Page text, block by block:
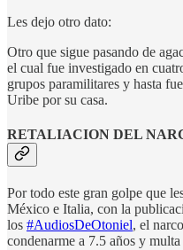
Les dejo otro dato:
Otro que sigue pasando de
el cual fue investigado en
grupos paramilitares y hasta
Uribe por su casa.
RETALIACION DEL
Por todo este gran golpe que
México e Italia, con la
los #AudiosDeOtoniel, el
condenarme a 7.5 años y